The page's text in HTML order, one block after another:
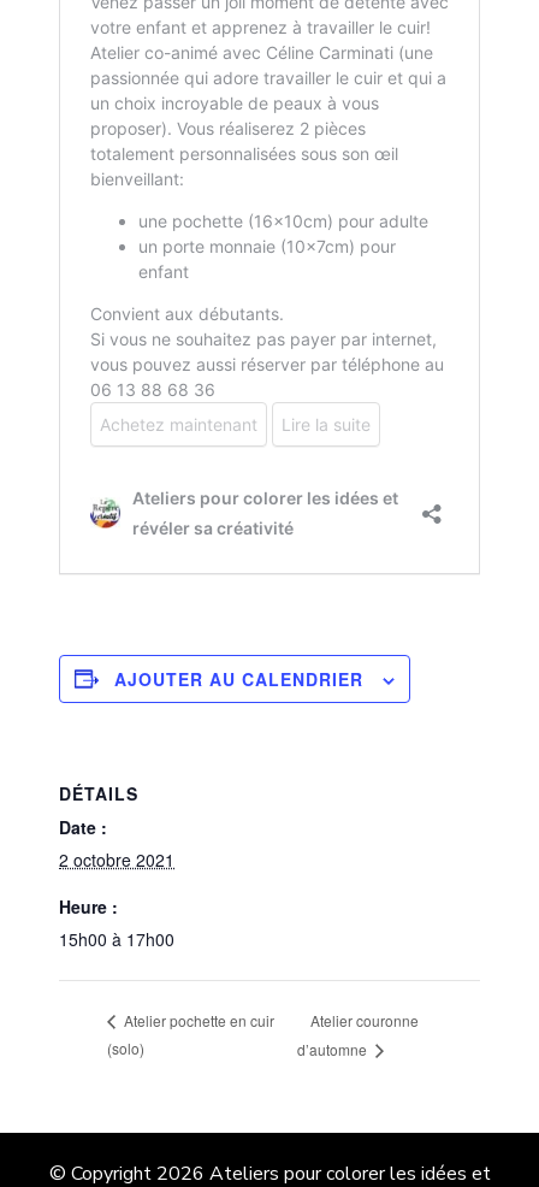
AJOUTER AU CALENDRIER
DÉTAILS
Date :
2 octobre 2021
Heure :
15h00 à 17h00
Atelier pochette en cuir
(solo)
Atelier couronne
d’automne
© Copyright 2026 Ateliers pour colorer les idées et